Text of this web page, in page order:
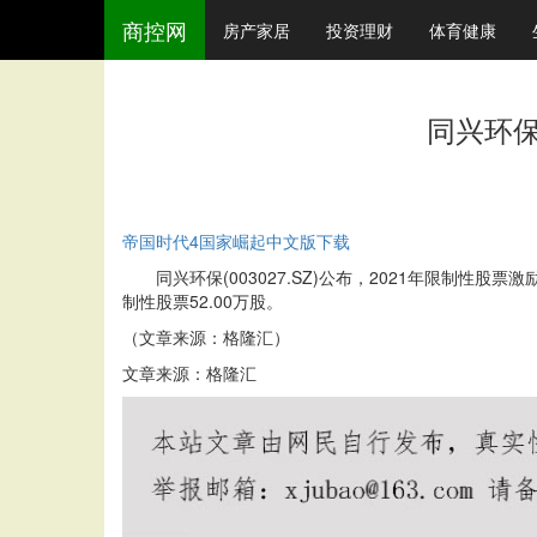
商控网 房产家居 投资理财 体育健康
同兴环
帝国时代4国家崛起中文版下载
同兴环保(003027.SZ)公布，2021年限制性股票激
制性股票52.00万股。
（文章来源：格隆汇）
文章来源：格隆汇